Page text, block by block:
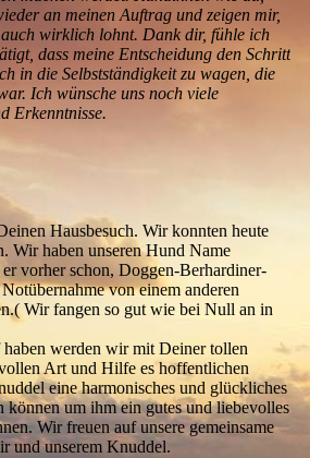
an meinen Auftrag und zeigen mir,
wirklich lohnt. Dank dir, fühle ich
dass meine Entscheidung den Schritt
in die Selbstständigkeit zu wagen, die
Ich wünsche uns noch viele
Erkenntnisse.
Hausbesuch. Wir konnten heute
Wir haben unseren Hund Name
vorher schon, Doggen-Berhardiner-
von einem anderen
Wir fangen so gut wie bei Null an in
werden wir mit Deiner tollen
Art und Hilfe es hoffentlichen
eine harmonisches und glückliches
können um ihm ein gutes und liebevolles
Wir freuen auf unsere gemeinsame
und unserem Knuddel.